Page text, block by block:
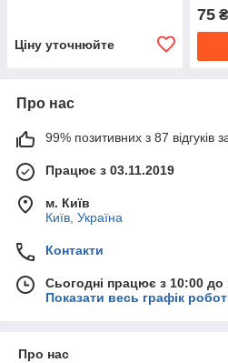
Ціну уточнюйте
75₴
Про нас
99% позитивних з 87 відгуків
Працює з 03.11.2019
м. Київ
Київ, Україна
Контакти
Сьогодні працює з 10:00 до
Показати весь графік
Про нас